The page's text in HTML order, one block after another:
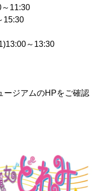
～11:30
～13:30
ジアムのHPをご確認